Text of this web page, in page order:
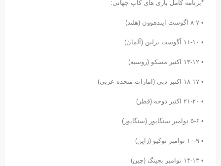
*برنامه کامل بازی های کاپ جهانی:
• ٧-٨ آگوست آیندهوون (هلند)
• ١۰-١١ آگوست برلین (آلمان)
• ١٢-١٣ اکتبر مسکو (روسیه)
• ١٧-١٨ اکتبر دبی (امارات متحده عربی)
• ٢۰-٢١ اکتبر دوحه (قطر)
• ۵-۶ نوامبر سنگاپور (سنگاپور)
• ٩-١۰ نوامبر توکیو (ژاپن)
• ١٣-١۴ نوامبر بجینگ (چین)